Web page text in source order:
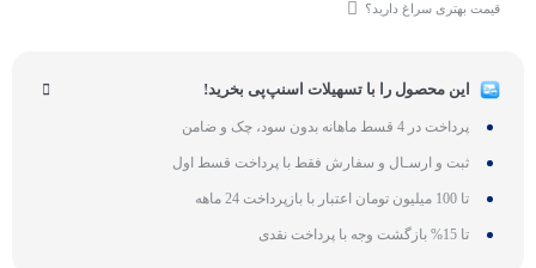
قیمت بهتری سراغ دارید؟
این محصول را با تسهیلات اسنپ‌پی بخرید!
پرداخت در 4 قسط ماهانه بدون سود، چک و ضامن
ثبت و ارسـال و سفارش فقط با پرداخت قسط اول
تا 100 میلیون تومان اعتبار با بازپرداخت 24 ماهه
تا 15% بازگشت وجه با پرداخت نقدی